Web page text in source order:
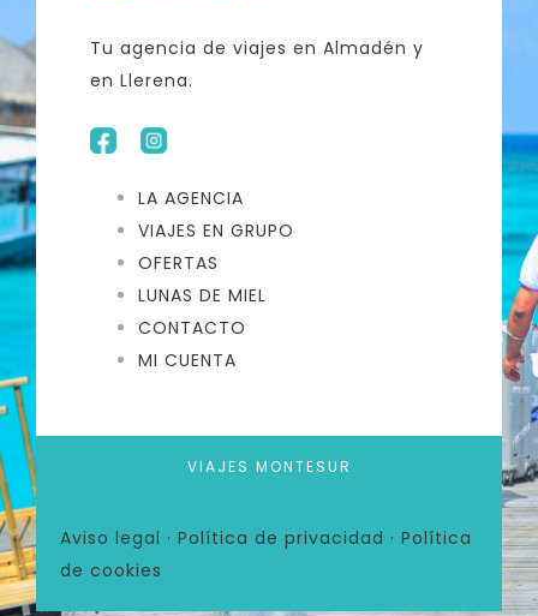
Tu agencia de viajes en Almadén y
en Llerena.
LA AGENCIA
VIAJES EN GRUPO
OFERTAS
LUNAS DE MIEL
CONTACTO
MI CUENTA
VIAJES MONTESUR
Aviso legal · Política de privacidad · Política
de cookies